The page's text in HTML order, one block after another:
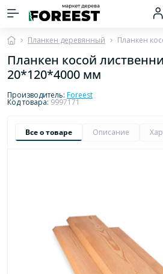
Планкен деревянный Планкен
Планкен косой
20*120*4000 мм
Производитель: Foreest
Код товара: 9997171
Все о товаре Описание